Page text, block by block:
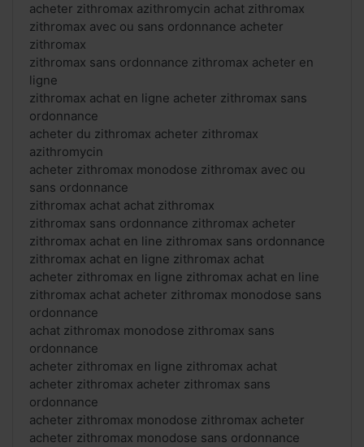
acheter zithromax azithromycin achat zithromax
zithromax avec ou sans ordonnance acheter
zithromax
zithromax sans ordonnance zithromax acheter en
ligne
zithromax achat en ligne acheter zithromax sans
ordonnance
acheter du zithromax acheter zithromax
azithromycin
acheter zithromax monodose zithromax avec ou
sans ordonnance
zithromax achat achat zithromax
zithromax sans ordonnance zithromax acheter
zithromax achat en line zithromax sans ordonnance
zithromax achat en ligne zithromax achat
acheter zithromax en ligne zithromax achat en line
zithromax achat acheter zithromax monodose sans
ordonnance
achat zithromax monodose zithromax sans
ordonnance
acheter zithromax en ligne zithromax achat
acheter zithromax acheter zithromax sans
ordonnance
acheter zithromax monodose zithromax acheter
acheter zithromax monodose sans ordonnance